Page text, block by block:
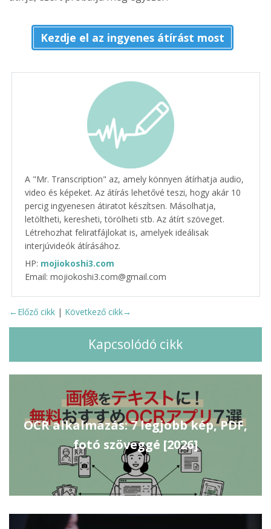
Kezdje el az ingyenes átírást most
A "Mr. Transcription" az, amely könnyen átírhatja audio,
video és képeket. Az átírás lehetővé teszi, hogy akár 10
percig ingyenesen átiratot készítsen. Másolhatja,
letöltheti, keresheti, törölheti stb. Az átírt szöveget.
Létrehozhat feliratfájlokat is, amelyek ideálisak
interjúvideók átírásához.
HP: mojiokoshi3.com
Email: mojiokoshi3.com@gmail.com
←Előző cikk | Következő cikk→
Kapcsolódó cikk
OCR alkalmazás: 7 legjobb kép, PDF,
fotó szöveggé [2026]